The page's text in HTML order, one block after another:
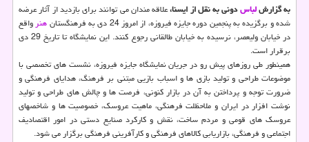
به گزارشلباسدونی به نقل از ایسنا،علاقه مندان می توانند برای بازدید از آثار عرضه
شده و برگزیده به پنجمین دوره جایزه فیروزه، از امروز 24 دی به فرهنگستان
هنر واقع
در خیابان ولیعصر، نرسیده به خیابان طالقانی رجوع كنند. این نمایشگاه تا تاریخ 29 دی
برقرار است.
همینطور طی روزهای پیش رو در جریان نمایشگاه جایزه فیروزه، نشست های تخصصی با
موضوعات طراحی و تولید بازی ها و اسباب بازیی مبتنی بر فرهنگ، هدایای فرهنگی و
ضرورت توجه و پرداختن به آن در بازار كنونی، فرصت ها و چالش های طراحی و تولید
نوشت افزار در ایران و ملاحظلت فرهنگی، ماهیت عروسك، خصوصیت ها و شاخصهای
عروسك های قومی و مردم ساخت، نقش و كاركرد صنایع دستی در امور اقتصادیف
اجتماعی و فرهنگی، بازاریابی كالاهای فرهنگی و كارآفرینی فرهنگی برگزار می شود.